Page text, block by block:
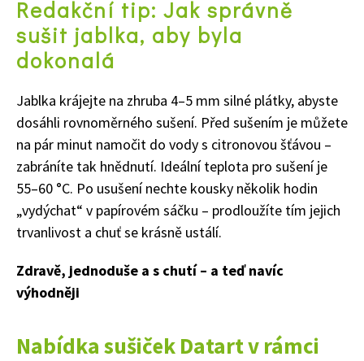
Naše krásná zahrada
Redakční tip: Jak správně
sušit jablka, aby byla
dokonalá
Jablka krájejte na zhruba 4–5 mm silné plátky, abyste
dosáhli rovnoměrného sušení. Před sušením je můžete
na pár minut namočit do vody s citronovou šťávou –
zabráníte tak hnědnutí. Ideální teplota pro sušení je
55–60 °C. Po usušení nechte kousky několik hodin
„vydýchat“ v papírovém sáčku – prodloužíte tím jejich
trvanlivost a chuť se krásně ustálí.
Zdravě, jednoduše a s chutí – a teď navíc
výhodněji
Nabídka sušiček Datart v rámci